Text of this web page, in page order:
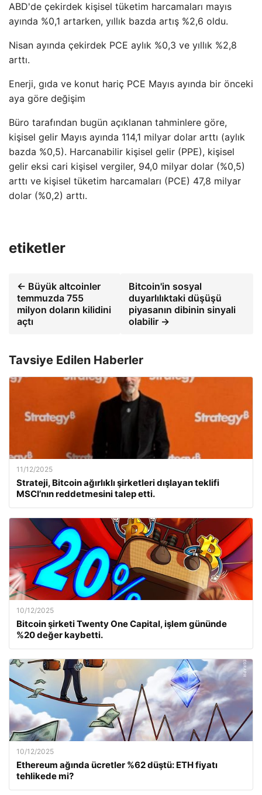
ABD'de çekirdek kişisel tüketim harcamaları mayıs
ayında %0,1 artarken, yıllık bazda artış %2,6 oldu.
Nisan ayında çekirdek PCE aylık %0,3 ve yıllık %2,8
arttı.
Enerji, gıda ve konut hariç PCE Mayıs ayında bir önceki
aya göre değişim
Büro tarafından bugün açıklanan tahminlere göre,
kişisel gelir Mayıs ayında 114,1 milyar dolar arttı (aylık
bazda %0,5). Harcanabilir kişisel gelir (PPE), kişisel
gelir eksi cari kişisel vergiler, 94,0 milyar dolar (%0,5)
arttı ve kişisel tüketim harcamaları (PCE) 47,8 milyar
dolar (%0,2) arttı.
etiketler
← Büyük altcoinler
temmuzda 755
milyon doların kilidini
açtı
Bitcoin'in sosyal
duyarlılıktaki düşüşü
piyasanın dibinin sinyali
olabilir →
Tavsiye Edilen Haberler
11/12/2025
Strateji, Bitcoin ağırlıklı şirketleri dışlayan teklifi
MSCI’nın reddetmesini talep etti.
10/12/2025
Bitcoin şirketi Twenty One Capital, işlem gününde
%20 değer kaybetti.
10/12/2025
Ethereum ağında ücretler %62 düştü: ETH fiyatı
tehlikede mi?